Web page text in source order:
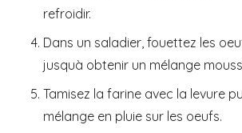
refroidir.
Dans un saladier, fouettez les
jusquà obtenir un mélange
Tamisez la farine avec la levure
mélange en pluie sur les oeufs.